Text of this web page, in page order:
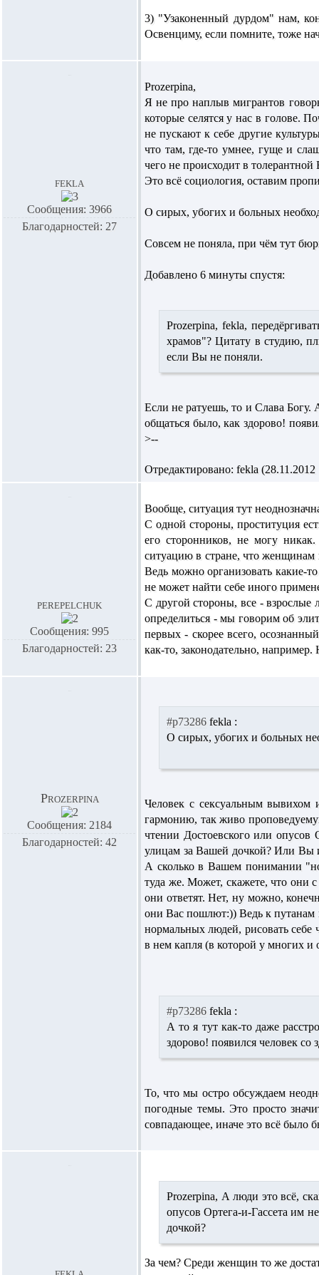
3) "Узаконенный дурдом" нам,
Освенциму, если помните, тоже
fekla
Сообщения: 3966
Благодарностей: 27
Prozerpina,
Я не про наплыв мигрантов
которые селятся у нас в голове.
не пускают к себе другие
что там, где-то умнее, гуще и
чего не происходит в
Это всё социология, оставим
О сирых, убогих и больных
Совсем не поняла, при чём тут
Добавлено 6 минуты спустя:
Prozerpina, fekla,
храмов"? Цитату в студию,
если Вы не поняли.
Если не ратуешь, то и Слава Богу.
общаться было, как здорово!
>--
Отредактировано: fekla (28.11.2012
perepelchuk
Сообщения: 995
Благодарностей: 23
Вообще, ситуация тут
С одной стороны, проституция
его сторонников, не могу
ситуацию в стране, что женщинам
Ведь можно организовать какие-
не может найти себе иного
С другой стороны, все -
определиться - мы говорим об
первых - скорее всего,
как-то, законодательно,
Prozerpina
Сообщения: 2184
Благодарностей: 42
#p73286 fekla :
О сирых, убогих и больных
Человек с сексуальным вывихом
гармонию, так живо
чтении Достоевского или опусов
улицам за Вашей дочкой? Или Вы
А сколько в Вашем понимании
туда же. Может, скажете, что они
они ответят. Нет, ну можно,
они Вас пошлют:)) Ведь к путанам
нормальных людей, рисовать себе
в нем капля (в которой у многих и
#p73286 fekla :
А то я тут как-то даже
здорово! появился человек
То, что мы остро обсуждаем
погодные темы. Это просто
совпадающее, иначе это всё было
Prozerpina, А люди это всё,
опусов Ортега-и-Гассета им
дочкой?
За чем? Среди женщин то же